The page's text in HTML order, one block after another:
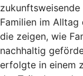
Familien im
die zeigen, wie
nachhaltig
erfolgte in einem